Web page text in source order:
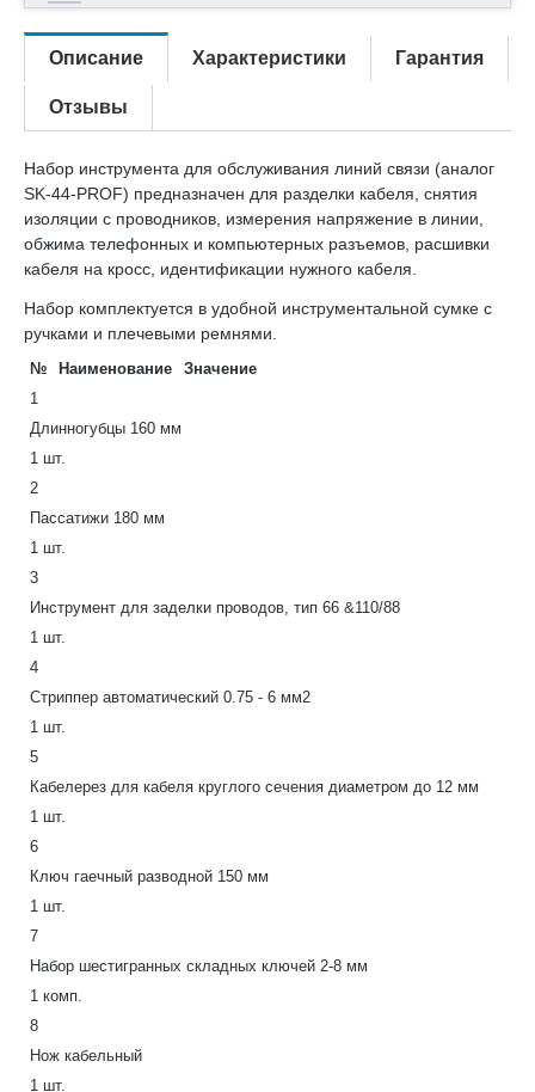
Описание Характеристики Гарантия
Отзывы
Набор инструмента для обслуживания линий связи (аналог
SK-44-PROF) предназначен для разделки кабеля, снятия
изоляции с проводников, измерения напряжение в линии,
обжима телефонных и компьютерных разъемов, расшивки
кабеля на кросс, идентификации нужного кабеля.
Набор комплектуется в удобной инструментальной сумке с
ручками и плечевыми ремнями.
№ Наименование
Значение
1
Длинногубцы 160 мм
1 шт.
2
Пассатижи 180 мм
1 шт.
3
Инструмент для заделки проводов, тип 66 &110/88
1 шт.
4
Стриппер автоматический 0.75 - 6 мм2
1 шт.
5
Кабелерез для кабеля круглого сечения диаметром до 12 мм
1 шт.
6
Ключ гаечный разводной 150 мм
1 шт.
7
Набор шестигранных складных ключей 2-8 мм
1 комп.
8
Нож кабельный
1 шт.